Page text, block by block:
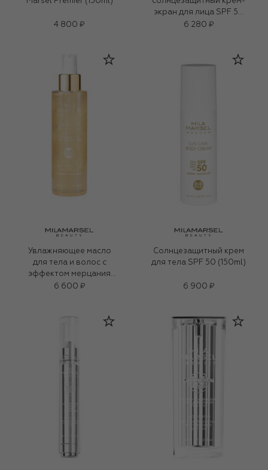
4 800 ₽
экран для лица SPF 50
(30ml)
6 280 ₽
Увлажняющее масло
для тела и волос с
эффектом мерцания
(150ml)
6 600 ₽
Солнцезащитный крем
для тела SPF 50 (150ml)
6 900 ₽